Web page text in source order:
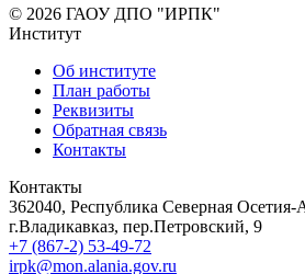
© 2026 ГАОУ ДПО "ИРПК"
Институт
Об институте
План работы
Реквизиты
Обратная связь
Контакты
Контакты
362040, Республика Северная Осетия-
г.Владикавказ, пер.Петровский, 9
+7 (867-2) 53-49-72
irpk@mon.alania.gov.ru